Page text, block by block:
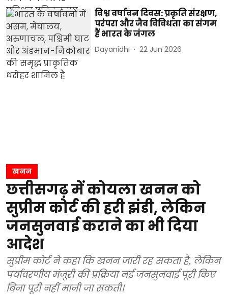
विश्व वर्षावन दिवस: प्रकृति संरक्षण,
परंपरा और जैव विविधता का संगम
हैं भारत के जंगल
Dayanidhi 22 Jun 2026
खनन
छत्तीसगढ़ में कोयला खनन को
सुप्रीम कोर्ट की हरी झंडी, लेकिन
जनसुनवाई कराने का भी दिया
आदेश
सुप्रीम कोर्ट ने कहा कि खनन जारी रह सकता है, लेकिन
पर्यावरणीय मंजूरी की प्रक्रिया नई जनसुनवाई पूरी किए
बिना पूरी नहीं मानी जा सकती।